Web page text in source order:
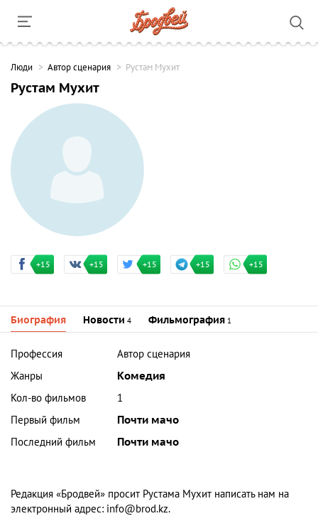
Люди Автор сценария Рустам Мухит
Рустам Мухит
+15 +15 +15 +15 +15
Биография Новости 4 Фильмография 1
Профессия
Автор сценария
Жанры
Комедия
Кол-во фильмов
1
Первый фильм
Почти мачо
Последний фильм
Почти мачо
Редакция «Бродвей» просит Рустама Мухит написать нам на
электронный адрес: info@brod.kz.